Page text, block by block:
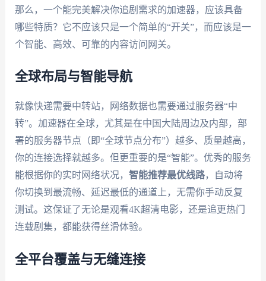
那么，一个能完美解决你追剧需求的加速器，应该具备
哪些特质？它不应该只是一个简单的“开关”，而应该是一
个智能、高效、可靠的内容访问网关。
全球布局与智能导航
就像快递需要中转站，网络数据也需要通过服务器“中
转”。加速器在全球，尤其是在中国大陆周边及内部，部
署的服务器节点（即“全球节点分布”）越多、质量越高，
你的连接选择就越多。但更重要的是“智能”。优秀的服务
能根据你的实时网络状况， 智能推荐最优线路，自动将
你切换到最流畅、延迟最低的通道上，无需你手动反复
测试。这保证了无论是观看4K超清电影，还是追更热门
连载剧集，都能获得丝滑体验。
全平台覆盖与无缝连接